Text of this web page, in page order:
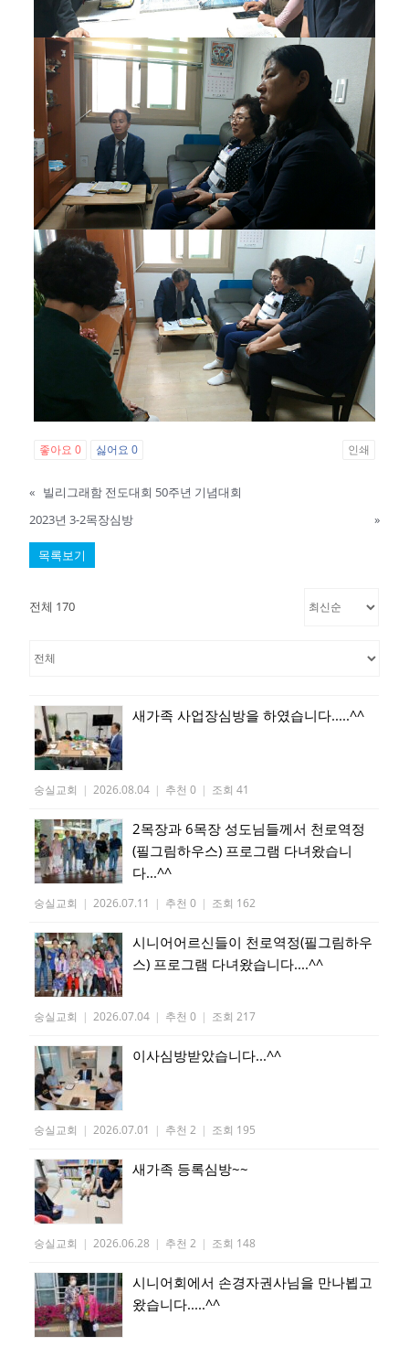
좋아요0 싫어요0 인쇄
« 빌리그래함 전도대회 50주년 기념대회
2023년 3-2목장심방
»
목록보기
전체 170
새가족 사업장심방을 하였습니다.....^^
숭실교회 | 2026.08.04 | 추천 0 | 조회 41
2목장과 6목장 성도님들께서 천로역정
(필그림하우스) 프로그램 다녀왔습니
다...^^
숭실교회 | 2026.07.11 | 추천 0 | 조회 162
시니어어르신들이 천로역정(필그림하우
스) 프로그램 다녀왔습니다....^^
숭실교회 | 2026.07.04 | 추천 0 | 조회 217
이사심방받았습니다...^^
숭실교회 | 2026.07.01 | 추천 2 | 조회 195
새가족 등록심방~~
숭실교회 | 2026.06.28 | 추천 2 | 조회 148
시니어회에서 손경자권사님을 만나뵙고
왔습니다.....^^